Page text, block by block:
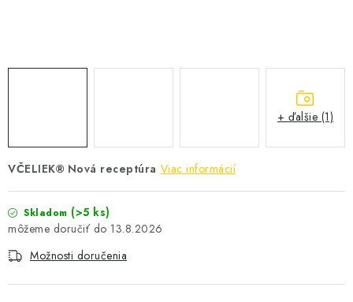
NOVINKY
ČOKOLÁDA
VÝŽIVOVÉ DOPLNKY
VČELIEK® Nová receptúra Viac informácií
Skladom (>5 ks)
13.8.2026
Možnosti doručenia
+ ďalšie (1)